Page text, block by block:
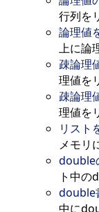
行列を
論理値
上に論
疎論理
理値を
疎論理
理値を
リスト
メモリ
double
ト中の
double
中に